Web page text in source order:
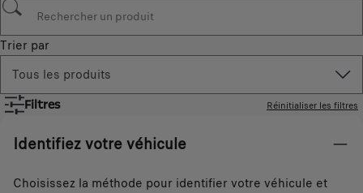
Trier par
Tous les produits
Filtres Réinitialiser les filtres
Identifiez votre véhicule
Choisissez la méthode pour identifier votre véhicule et